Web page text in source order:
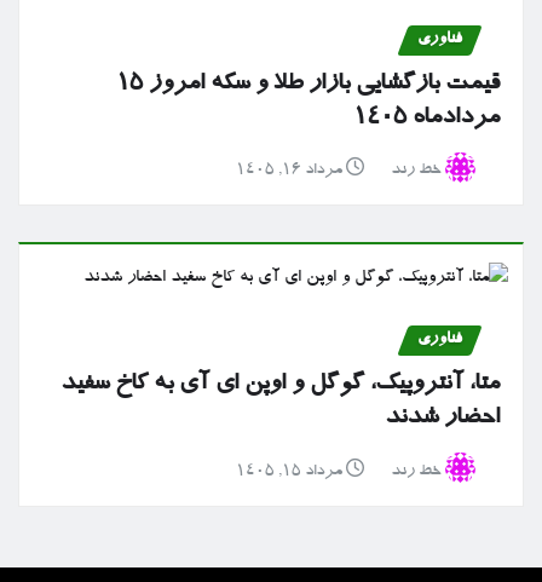
فناوری
قیمت بازگشایی بازار طلا و سکه امروز ۱۵
مردادماه ۱۴۰۵
خط رند مرداد ۱۶, ۱۴۰۵
فناوری
متا، آنتروپیک، گوگل و اوپن ای آی به کاخ سفید
احضار شدند
خط رند مرداد ۱۵, ۱۴۰۵